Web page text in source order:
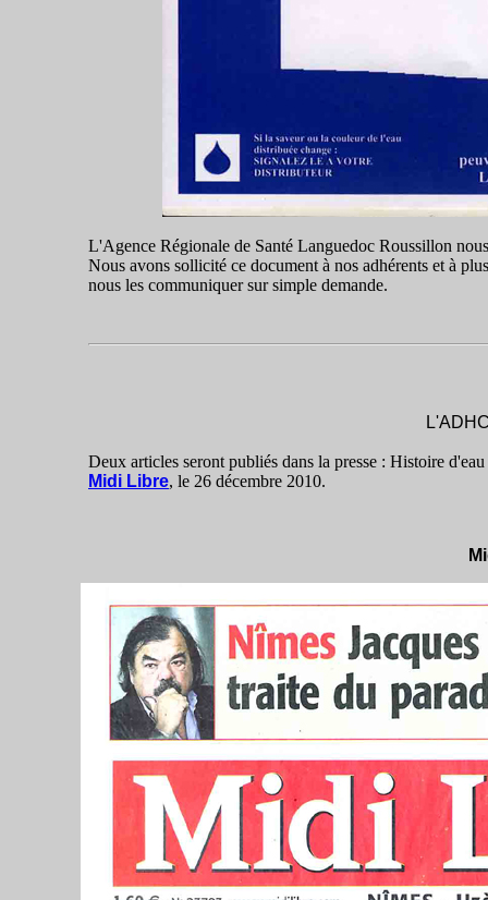
L'Agence Régionale de Santé Languedoc Roussillon
Nous avons sollicité ce document à nos adhérents et à
nous les communiquer sur simple demande.
Deux articles seront publiés dans la presse : Histoire
Midi Libre, le 26 décembre 2010.